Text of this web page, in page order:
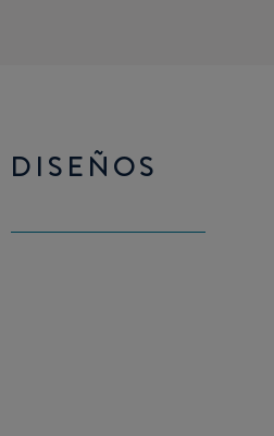
DISEÑOS